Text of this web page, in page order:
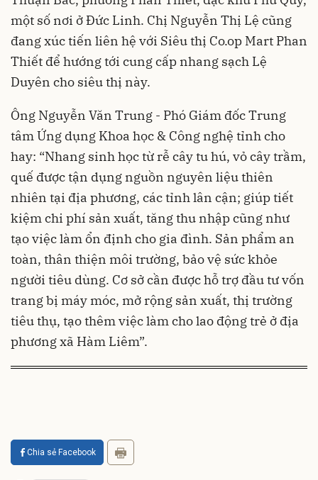
một số nơi ở Đức Linh. Chị Nguyễn Thị Lệ cũng
đang xúc tiến liên hệ với Siêu thị Co.op Mart Phan
Thiết để hướng tới cung cấp nhang sạch Lệ
Duyên cho siêu thị này.
Ông Nguyễn Văn Trung - Phó Giám đốc Trung
tâm Ứng dụng Khoa học & Công nghệ tỉnh cho
hay: “Nhang sinh học từ rễ cây tu hú, vỏ cây trầm,
quế được tận dụng nguồn nguyên liệu thiên
nhiên tại địa phương, các tỉnh lân cận; giúp tiết
kiệm chi phí sản xuất, tăng thu nhập cũng như
tạo việc làm ổn định cho gia đình. Sản phẩm an
toàn, thân thiện môi trường, bảo vệ sức khỏe
người tiêu dùng. Cơ sở cần được hỗ trợ đầu tư vốn
trang bị máy móc, mở rộng sản xuất, thị trường
tiêu thụ, tạo thêm việc làm cho lao động trẻ ở địa
phương xã Hàm Liêm”.
Chia sẻ Facebook